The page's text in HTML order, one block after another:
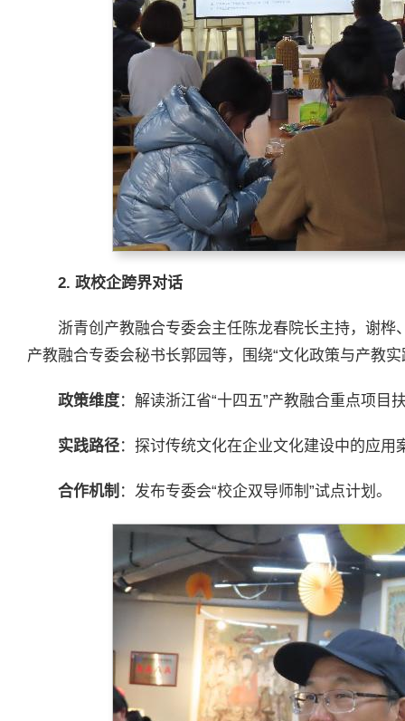
2. 政校企跨界对话
浙青创产教融合专委会主任陈龙春院长主持，谢
产教融合专委会秘书长郭园等，围绕“文化政策与产教实
政策维度：解读浙江省“十四五”产教融合重点项目
实践路径：探讨传统文化在企业文化建设中的应用
合作机制 ：发布专委会“校企双导师制”试点计划。